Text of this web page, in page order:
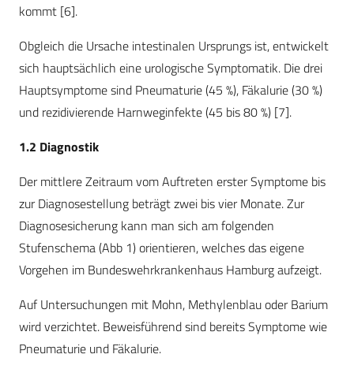
kommt [6].
Obgleich die Ursache intestinalen Ursprungs ist, entwickelt
sich hauptsächlich eine urologische Symptomatik. Die drei
Hauptsymptome sind Pneumaturie (45 %), Fäkalurie (30 %)
und rezidivierende Harnweginfekte (45 bis 80 %) [7].
1.2 Diagnostik
Der mittlere Zeitraum vom Auftreten erster Symptome bis
zur Diagnosestellung beträgt zwei bis vier Monate. Zur
Diagnosesicherung kann man sich am folgenden
Stufenschema (Abb 1) orientieren, welches das eigene
Vorgehen im Bundeswehrkrankenhaus Hamburg aufzeigt.
Auf Untersuchungen mit Mohn, Methylenblau oder Barium
wird verzichtet. Beweisführend sind bereits Symptome wie
Pneumaturie und Fäkalurie.